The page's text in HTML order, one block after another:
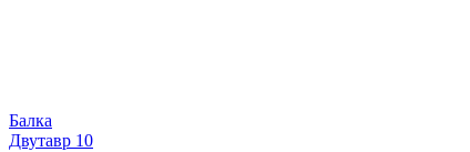
Балка
Двутавр 10